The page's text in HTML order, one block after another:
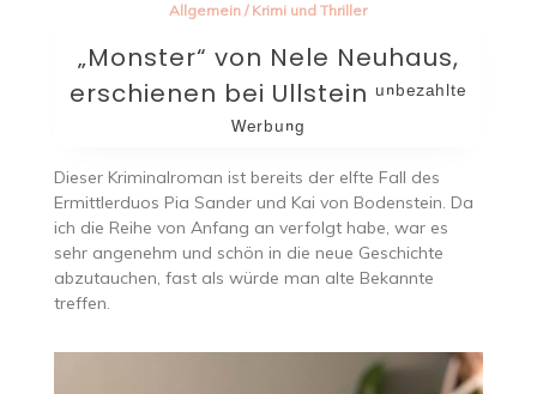
Allgemein / Krimi und Thriller
„Monster“ von Nele Neuhaus,
erschienen bei Ullstein ᵘⁿᵇᵉᶻᵃʰˡᵗᵉ
ᵂᵉʳᵇᵘⁿᵍ
Dieser Kriminalroman ist bereits der elfte Fall des
Ermittlerduos Pia Sander und Kai von Bodenstein. Da
ich die Reihe von Anfang an verfolgt habe, war es
sehr angenehm und schön in die neue Geschichte
abzutauchen, fast als würde man alte Bekannte
treffen.